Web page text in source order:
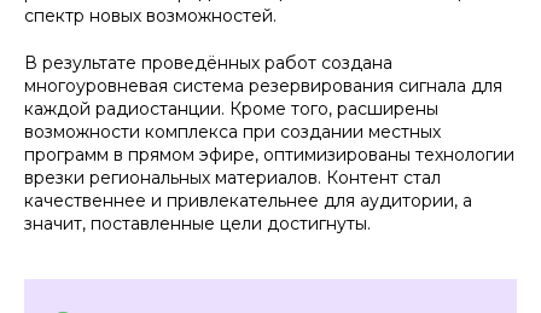
спектр новых возможностей.
В результате проведённых работ создана
многоуровневая система резервирования сигнала для
каждой радиостанции. Кроме того, расширены
возможности комплекса при создании местных
программ в прямом эфире, оптимизированы технологии
врезки региональных материалов. Контент стал
качественнее и привлекательнее для аудитории, а
значит, поставленные цели достигнуты.